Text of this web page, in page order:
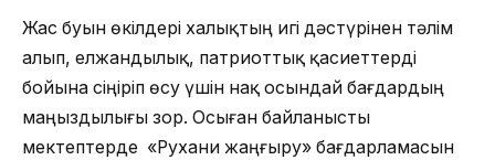
Жас буын өкілдері халықтың игі дәстүрінен тәлім
алып, елжандылық, патриоттық қасиеттерді
бойына сіңіріп өсу үшін нақ осындай бағдардың
маңыздылығы зор. Осыған байланысты
мектептерде «Рухани жаңғыру» бағдарламасын